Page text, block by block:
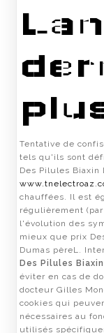
Tentative de
tels qu'ils sont
Des Pilules Biaxin
chauffées. Il est
régulièrement
l'évolution des
mieux que prix
Dumas pèreL.
Des Pilules Biaxin
éviter en cas de
docteur Gilles
cookies qui
nécessaires au
utilisés